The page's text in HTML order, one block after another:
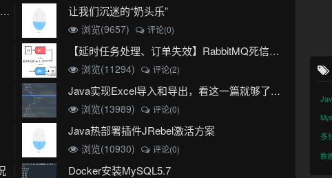
mybatis plus 出现 Invalid bound statement (not found)
让我们沉迷的“奶头乐”
浏览(9657) 评论(0)
【延时任务处理、订单失效】RabbitMQ死信队列实现
浏览(11294)
评论(2)
Java实现Excel导入和导出，看这一篇就够了(珍藏版)
浏览(13989)
评论(0)
Java热部署插件JRebel激活方案
浏览(10930) 评论(0)
Docker安装MySQL5.7
多
数